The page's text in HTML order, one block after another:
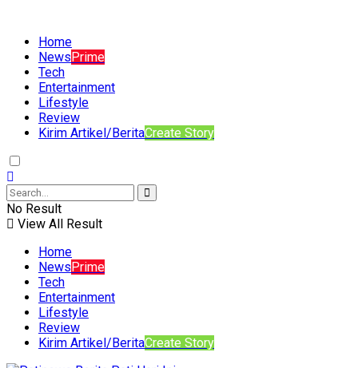
Home
NewsPrime
Tech
Entertainment
Lifestyle
Review
Kirim Artikel/BeritaCreate Story
No Result
View All Result
Home
NewsPrime
Tech
Entertainment
Lifestyle
Review
Kirim Artikel/BeritaCreate Story